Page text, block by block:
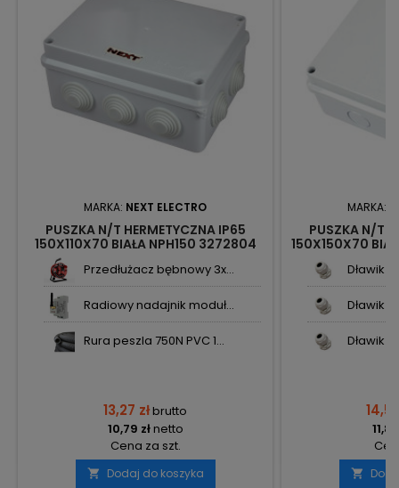
MARKA: NEXT ELECTRO
PUSZKA N/T HERMETYCZNA IP65
150X110X70 BIAŁA NPH150 3272804
Przedłużacz bębnowy 3x...
Radiowy nadajnik moduł...
Rura peszla 750N PVC 1...
13,27 złbrutto
10,79 złnetto
Cena za szt.
 Dodaj do koszyka
MARKA:
PUSZKA N/T
150X150X70
Dławik
Dławik
Dławik
